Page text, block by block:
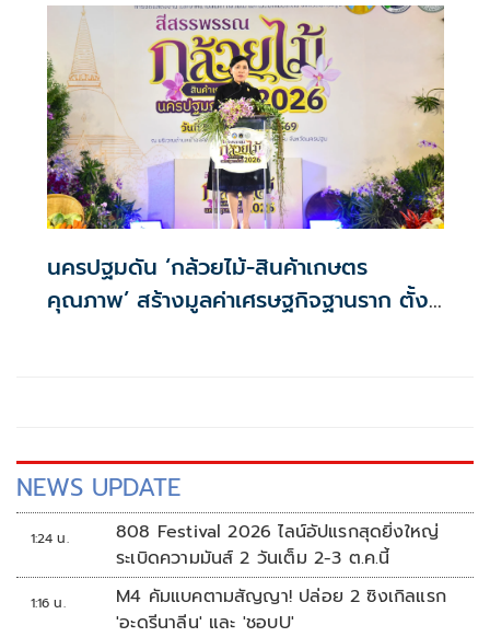
นครปฐมดัน ‘กล้วยไม้-สินค้าเกษตร
คุณภาพ’ สร้างมูลค่าเศรษฐกิจฐานราก ตั้ง
NEWS UPDATE
1:24 น.
808 Festival 2026 ไลน์อัปแรกสุดยิ่งใหญ่
ระเบิดความมันส์ 2 วันเต็ม 2-3 ต.ค.นี้
1:16 น.
M4 คัมแบคตามสัญญา! ปล่อย 2 ซิงเกิลแรก
'อะดรีนาลีน' และ 'ชอบU'